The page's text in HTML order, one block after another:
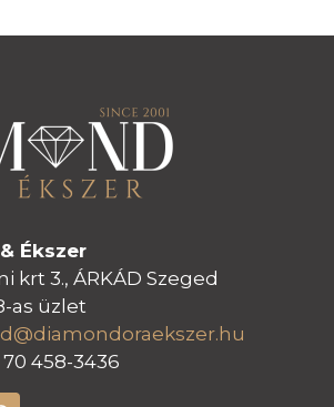
Ékszer
krt 3., ÁRKÁD Szeged
as üzlet
er.hu
70 458-3436